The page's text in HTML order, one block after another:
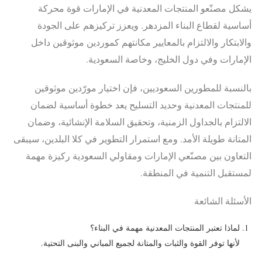
يشكل مصنّعو المنتجات المعدنية في الإمارات قوة محركة
أساسية لقطاع البناء المزدهر. ويعزز تركيزهم على الجودة
والابتكار والالتزام بالمعايير مكانتهم كموردين موثوقين داخل
الإمارات وفي دول الخليج، وخاصة السعودية.
بالنسبة للمطورين السعوديين، فإن اختيار مورّدين موثوقين
للمنتجات المعدنية وحديد التسليح يعد خطوة أساسية لضمان
الالتزام بالجداول الزمنية، وتحقيق السلامة الإنشائية، وضمان
المتانة طويلة الأمد. ومع استمرار التطوير في كلا البلدين، سيبقى
التعاون بين مصنّعي الإمارات ومقاولي السعودية ركيزة مهمة
لمستقبل التنمية في المنطقة.
الأسئلة الشائعة
لماذا تعتبر المنتجات المعدنية مهمة في البناء؟
لأنها توفر القوة والثبات والمتانة لجميع المباني والبنى التحتية.